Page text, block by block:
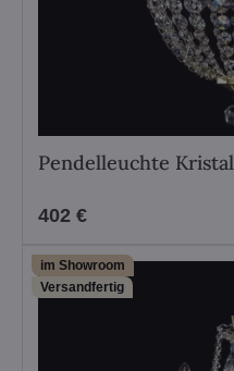
Pendelleuchte
402 €
im Showroom
Versandfertig